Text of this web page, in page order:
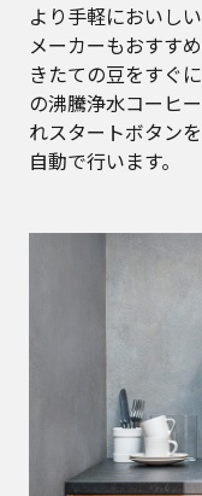
より手軽においし
メーカーもおすす
きたての豆をすぐ
の沸騰浄水コーヒ
れスタートボタン
自動で行います。